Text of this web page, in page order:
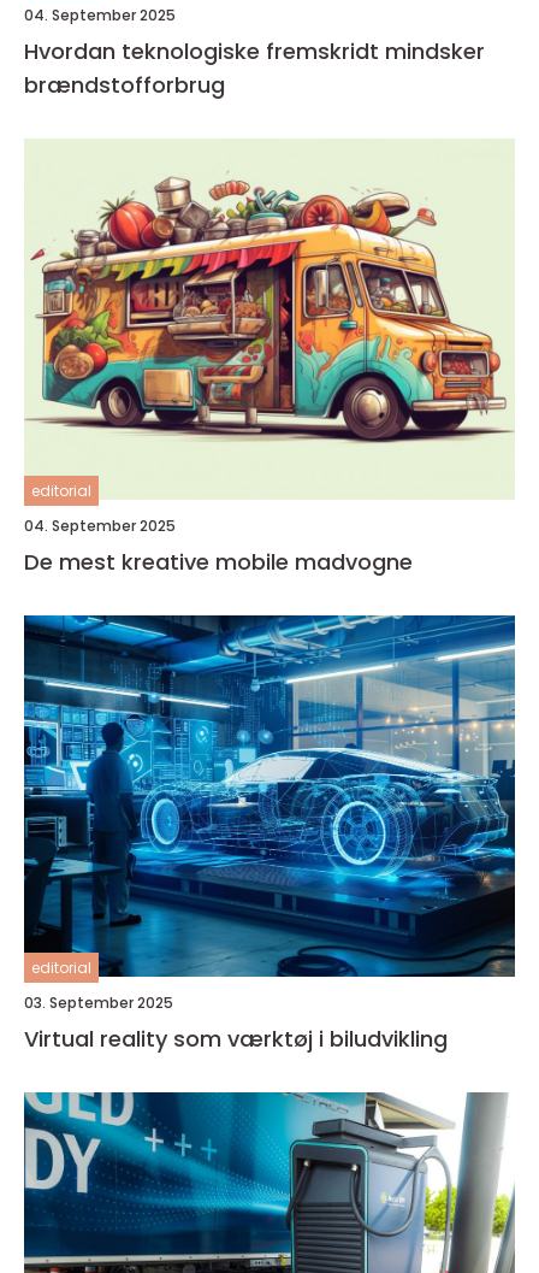
04. September 2025
Hvordan teknologiske fremskridt mindsker
brændstofforbrug
editorial
04. September 2025
De mest kreative mobile madvogne
editorial
03. September 2025
Virtual reality som værktøj i biludvikling